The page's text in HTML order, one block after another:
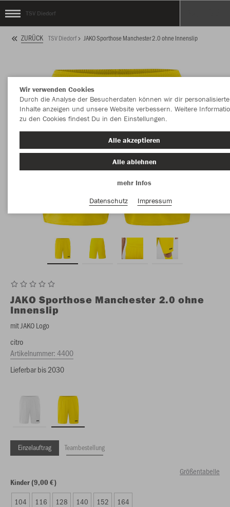
TSV Diedorf
ZURÜCK TSV Diedorf JAKO Sporthose Manchester 2.0 ohne Innenslip
JAKO Sporthose Manchester 2.0 ohne
Innenslip
mit JAKO Logo
citro
Artikelnummer:4400
Lieferbar bis 2030
Einzelauftrag Teambestellung
Größentabelle
Kinder (9,00 €)
104 116 128 140 152 164
Wir verwenden Cookies
Durch die Analyse der Besucherdaten können wir dir personalisierte
Inhalte anzeigen und unsere Website verbessern. Weitere
zu den Cookies findest Du in den Einstellungen.
Alle akzeptieren
Alle ablehnen
mehr Infos
Datenschutz
Impressum